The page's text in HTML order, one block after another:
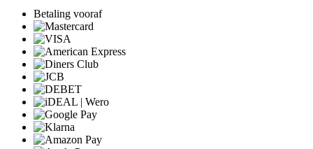
Betaling vooraf